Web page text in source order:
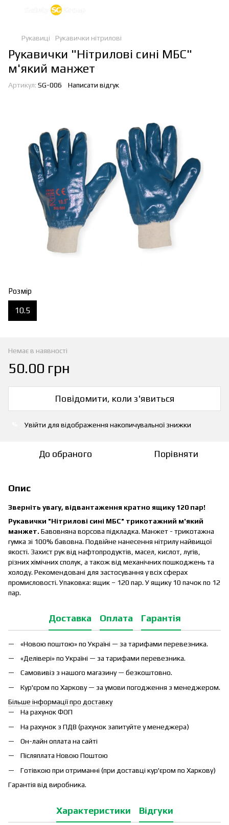
Рукавиці Рукавички нітрилові
Рукавички "Нітрилові сині МБС"
м'який манжет
Артикул: SG-006 Написати відгук
Розмір
10.5
Немає в наявності
50.00 грн
Повідомити, коли з'явиться
Увійти для відображення накопичувальної знижки
До обраного Порівняти
Опис
Зверніть увагу, відвантаження кратно ящику 120 пар!
Рукавички "Нітрилові сині МБС" трикотажний м'який
манжет. Бавовняна ворсова підкладка. Манжет - трикотажна
гумка зі 100% бавовна. Подвійне нанесення нітрилу найвищої
якості. Захист рук від нафтопродуктів, масел, кислот, лугів,
різних хімічних сполук, а також від механічних пошкоджень та
холоду. Рекомендовані для застосування у всіх сферах
промисловості. Упаковка: ящик – 120 пар. У ящику 10 пачок по 12
пар.
Доставка Оплата Гарантія
«Новою поштою» по Україні — за тарифами перевезника.
«Делівері» по Україні — за тарифами перевезника.
Самовивіз з нашого магазину — безкоштовно.
Кур'єром по Харкову — за умови погодження з менеджером.
Більше інформації про доставку
На рахунок ФОП
На рахунок з ПДВ (рахунок запитуйте у менеджера)
Он-лайн оплата на сайті
Післяплата Новою Поштою
Готівкою при отриманні (при доставці кур'єром по Харкову)
Гарантія від виробника.
Характеристики Відгуки